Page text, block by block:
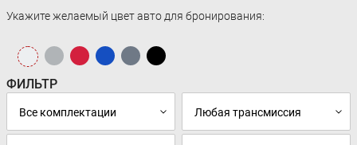
Регулировка сиденья водителя по высоте
Bluetooth
Аудиосистема
Голосовое управление
Навигационная система
Укажите желаемый цвет авто для бронирования:
ФИЛЬТР